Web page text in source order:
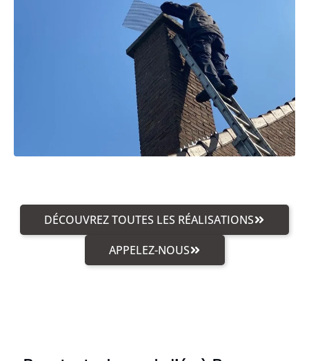
DÉCOUVREZ TOUTES LES RÉALISATIONS
APPELEZ-NOUS